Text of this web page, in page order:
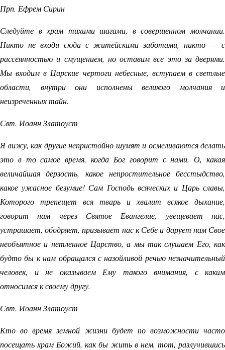
Прп. Ефрем Сирин
Следуйте в храм тихими шагами, в совершенном молчании.
Никто не входи сюда с житейскими заботами, никто — с
рассеянностью и смущением, но оставим все это за дверями.
Мы входим в Царские чертоги небесные, вступаем в светлые
области, внутри они исполнены великого молчания и
неизреченных тайн.
Свт. Иоанн Златоуст
Я вижу, как другие непристойно шумят и осмеливаются делать
это в то самое время, когда Бог говорит с нами. О, какая
величайшая дерзость, какое непростительное бесстыдство,
какое ужасное безумие! Сам Господь всяческих и Царь славы,
Которого трепещет вся тварь и хвалит всякое дыхание,
говорит нам через Святое Евангелие, увещевает нас,
устрашает, ободряет, призывает нас к Себе и дарует нам Свое
необъятное и нетленное Царство, а мы так слушаем Его, как
будто бы к нам обращался с назойливой речью незначительный
человек, и не оказываем Ему такого внимания, с каким
относимся к своему другу.
Свт. Иоанн Златоуст
Кто во время земной жизни будет по возможности часто
посещать храм Божий, как бы жить в нем, тот, разлучившись